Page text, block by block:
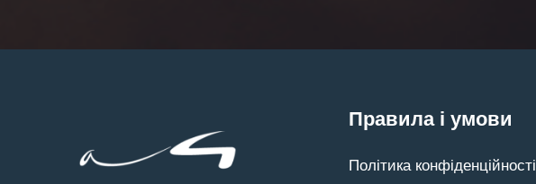
Правила і умови
Політика конфіденційності